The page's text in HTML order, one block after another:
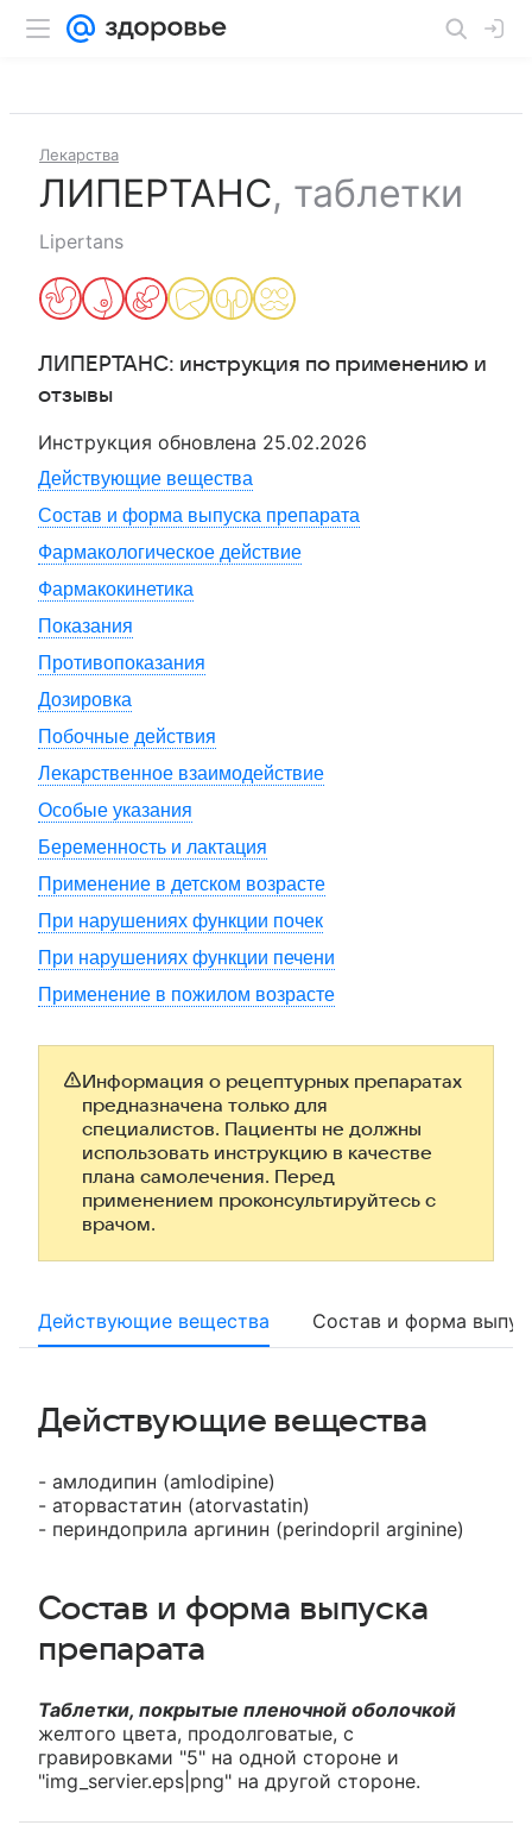
Лекарства
ЛИПЕРТАНС, таблетки
Lipertans
ЛИПЕРТАНС: инструкция по применению и
отзывы
Инструкция обновлена 25.02.2026
Действующие вещества
Состав и форма выпуска препарата
Фармакологическое действие
Фармакокинетика
Показания
Противопоказания
Дозировка
Побочные действия
Лекарственное взаимодействие
Особые указания
Беременность и лактация
Применение в детском возрасте
При нарушениях функции почек
При нарушениях функции печени
Применение в пожилом возрасте
Информация о рецептурных препаратах
предназначена только для
специалистов. Пациенты не должны
использовать инструкцию в качестве
плана самолечения. Перед
применением проконсультируйтесь с
врачом.
Действующие вещества Состав и форма
Действующие вещества
- амлодипин (amlodipine)
- аторвастатин (atorvastatin)
- периндоприла аргинин (perindopril arginine)
Состав и форма выпуска
препарата
Таблетки, покрытые пленочной оболочкой
желтого цвета, продолговатые, с
гравировками "5" на одной стороне и
"img_servier.eps|png" на другой стороне.